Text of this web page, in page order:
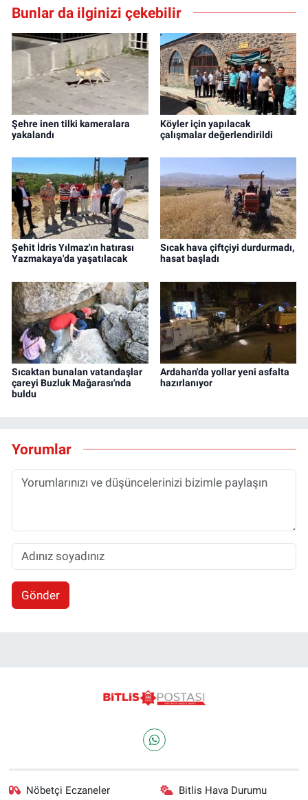
Bunlar da ilginizi çekebilir
Şehre inen tilki kameralara
yakalandı
Köyler için yapılacak
çalışmalar değerlendirildi
Şehit İdris Yılmaz'ın hatırası
Yazmakaya'da yaşatılacak
Sıcak hava çiftçiyi durdurmadı,
hasat başladı
Sıcaktan bunalan vatandaşlar
çareyi Buzluk Mağarası'nda
buldu
Ardahan'da yollar yeni asfalta
hazırlanıyor
Yorumlar
Gönder
Nöbetçi Eczaneler Bitlis Hava Durumu